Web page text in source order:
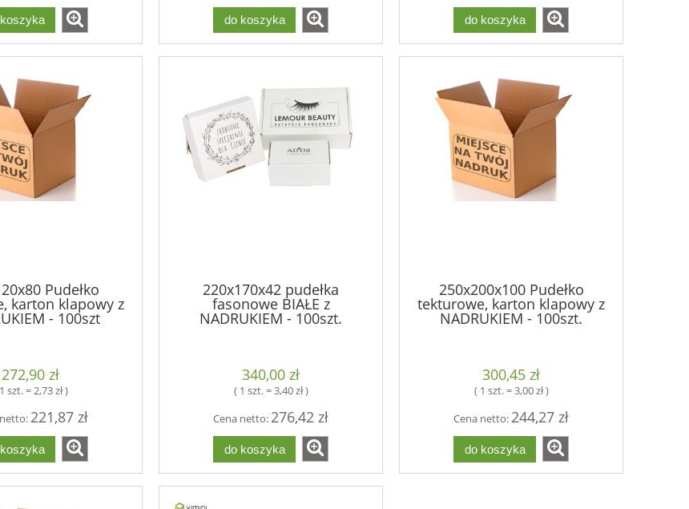
do koszyka do koszyka
Pudełko
karton klapowy z
- 100szt
272,90 zł
szt. = 2,73 zł )
221,87 zł
220x170x42 pudełka
fasonowe BIAŁE z
NADRUKIEM - 100szt.
340,00 zł
( 1 szt. = 3,40 zł )
Cena netto: 276,42 zł
do koszyka
250x200x100 Pudełko
tekturowe, karton klapowy z
NADRUKIEM - 100szt.
300,45 zł
( 1 szt. = 3,00 zł )
Cena netto: 244,27 zł
do koszyka